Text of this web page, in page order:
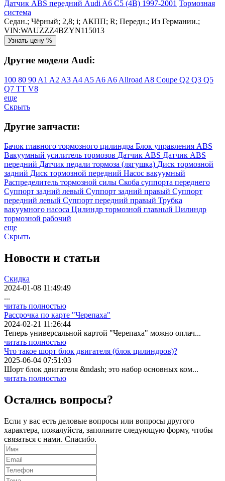
Датчик ABS передний Audi A6 C5 (4B) 1997-2001 Тормозная
система
Седан.; Чёрный; 2,8; i; АКПП; R; Передн.; Из Германии.;
VIN:WAUZZZ4BZYN115013
Узнать цену %
Другие модели Audi:
100 80 90 A1 A2 A3 A4 A5 A6 A6 Allroad A8 Coupe Q2 Q3 Q5
Q7 TT V8
еще
Скрыть
Другие запчасти:
Бачок главного тормозного цилиндра Блок управления ABS
Вакуумный усилитель тормозов Датчик ABS Датчик ABS
передний Датчик педали тормоза (лягушка) Диск тормозной
задний Диск тормозной передний Насос вакуумный
Распределитель тормозной силы Скоба суппорта переднего
Суппорт задний левый Суппорт задний правый Суппорт
передний левый Суппорт передний правый Трубка
вакуумного насоса Цилиндр тормозной главный Цилиндр
тормозной рабочий
еще
Скрыть
Новости и статьи
Скидка
2024-01-08 11:49:49
...
читать полностью
Рассрочка по карте "Черепаха"
2024-02-21 11:26:44
Теперь универсальной картой "Черепаха" можно оплач...
читать полностью
Что такое шорт блок двигателя (блок цилиндров)?
2025-06-04 07:51:03
Шорт блок двигателя &ndash; это набор основных ком...
читать полностью
Остались вопросы?
Если у вас есть деловые вопросы или вопросы другого
характера, пожалуйста, заполните следующую форму, чтобы
связаться с нами. Спасибо.